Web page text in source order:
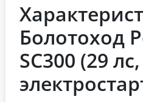
Болотоход
SC300 (29 лс,